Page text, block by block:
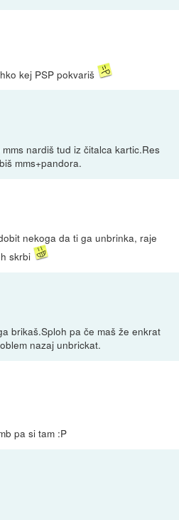
kej PSP pokvariš
nardiš tud iz čitalca kartic.Res
mms+pandora.
nekoga da ti ga unbrinka, raje
skrbi
brikaš.Sploh pa če maš že enkrat
nazaj unbrickat.
pa si tam :P